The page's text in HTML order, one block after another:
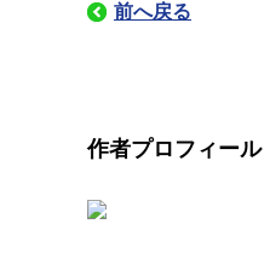
前へ戻る
作者プロフィール